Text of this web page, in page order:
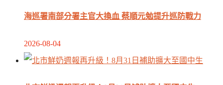
海巡署南部分署主官大換血 蔡順元勉提升巡防戰力
2026-08-04